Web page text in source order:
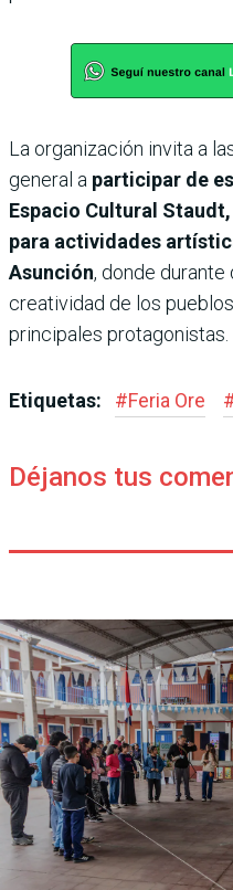
La organización invita a
general a participar de
Espacio Cultural
para actividades
Asunción, donde durante
creatividad de los
principales protagonistas.
Etiquetas: #Feria Ore
Déjanos tus